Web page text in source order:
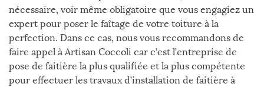
nécessaire, voir même obligatoire que vous engagiez un
expert pour poser le faîtage de votre toiture à la
perfection. Dans ce cas, nous vous recommandons de
faire appel à Artisan Coccoli car c’est l’entreprise de
pose de faitière la plus qualifiée et la plus compétente
pour effectuer les travaux d’installation de faitière à